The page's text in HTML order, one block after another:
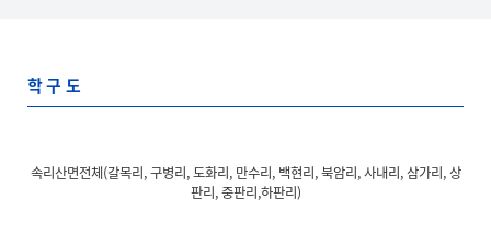
학구도
속리산면전체(갈목리, 구병리, 도화리, 만수리, 백현리, 북암리, 사내리, 삼가리, 상
판리, 중판리,하판리)